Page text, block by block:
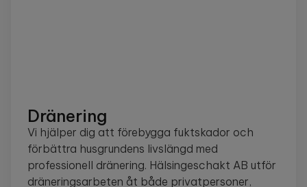
Dränering
Vi hjälper dig att förebygga fuktskador och
förbättra husgrundens livslängd med
professionell dränering. Hälsingeschakt AB utför
dräneringsarbeten åt både privatpersoner,